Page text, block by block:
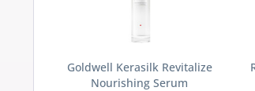
Goldwell Kerasilk Revitalize
Nourishing Serum